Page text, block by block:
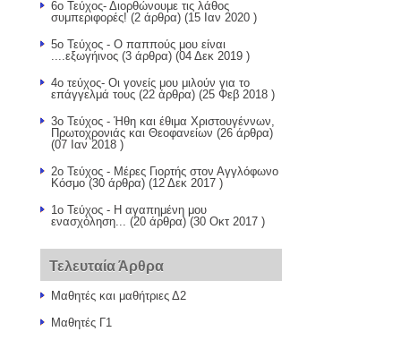
6ο Τεύχος- Διορθώνουμε τις λάθος
συμπεριφορές! (2 άρθρα) (15 Ιαν 2020 )
5ο Τεύχος - Ο παππούς μου είναι
....εξωγήινος (3 άρθρα) (04 Δεκ 2019 )
4ο τεύχος- Οι γονείς μου μιλούν για το
επάγγελμά τους (22 άρθρα) (25 Φεβ 2018 )
3ο Τεύχος - Ήθη και έθιμα Χριστουγέννων,
Πρωτοχρονιάς και Θεοφανείων (26 άρθρα)
(07 Ιαν 2018 )
2ο Τεύχος - Μέρες Γιορτής στον Αγγλόφωνο
Κόσμο (30 άρθρα) (12 Δεκ 2017 )
1ο Τεύχος - Η αγαπημένη μου
ενασχόληση... (20 άρθρα) (30 Οκτ 2017 )
Τελευταία Άρθρα
Μαθητές και μαθήτριες Δ2
Μαθητές Γ1